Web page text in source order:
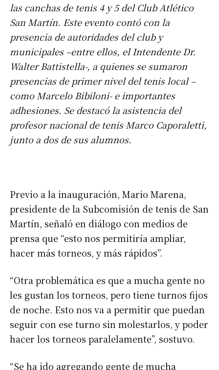
las canchas de tenis 4 y 5 del Club Atlético
San Martín. Este evento contó con la
presencia de autoridades del club y
municipales –entre ellos, el Intendente Dr.
Walter Battistella-, a quienes se sumaron
presencias de primer nivel del tenis local –
como Marcelo Bibiloni- e importantes
adhesiones. Se destacó la asistencia del
profesor nacional de tenis Marco Caporaletti,
junto a dos de sus alumnos.
Previo a la inauguración, Mario Marena,
presidente de la Subcomisión de tenis de San
Martín, señaló en diálogo con medios de
prensa que “esto nos permitiría ampliar,
hacer más torneos, y más rápidos”.
“Otra problemática es que a mucha gente no
les gustan los torneos, pero tiene turnos fijos
de noche. Esto nos va a permitir que puedan
seguir con ese turno sin molestarlos, y poder
hacer los torneos paralelamente”, sostuvo.
“Se ha ido agregando gente de mucha